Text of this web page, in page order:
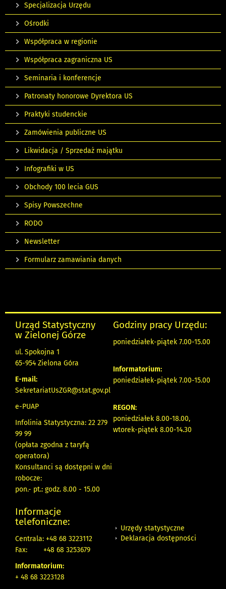
Specjalizacja Urzędu
Ośrodki
Współpraca w regionie
Współpraca zagraniczna US
Seminaria i konferencje
Patronaty honorowe Dyrektora US
Praktyki studenckie
Zamówienia publiczne US
Likwidacja / Sprzedaż majątku
Infografiki w US
Obchody 100 lecia GUS
Spisy Powszechne
RODO
Newsletter
Formularz zamawiania danych
Urząd Statystyczny
w Zielonej Górze
ul. Spokojna 1
65-954 Zielona Góra
E-mail:
SekretariatUsZGR@stat.gov.pl
e-PUAP
Infolinia Statystyczna: 22 279
99 99
(opłata zgodna z taryfą
operatora)
Konsultanci są dostępni w dni
robocze:
pon.- pt.: godz. 8.00 - 15.00
Godziny pracy Urzędu:
poniedziałek-piątek 7.00-15.00
Informatorium:
poniedziałek-piątek 7.00-15.00
REGON:
poniedziałek 8.00-18.00,
wtorek-piątek 8.00-14.30
Informacje
telefoniczne:
Centrala: +48 68 3223112
Fax:
+48 68 3253679
Informatorium:
+ 48 68 3223128
Urzędy statystyczne
Deklaracja dostępności